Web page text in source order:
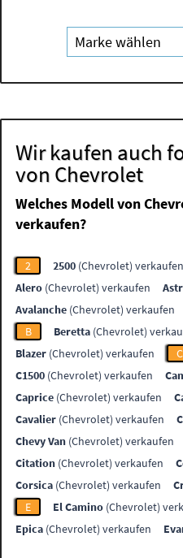
Wir kaufen auch
von Chevrolet
Welches Modell von
verkaufen?
2 2500 (Chevrolet) verkaufen
Alero (Chevrolet) verkaufen
Avalanche (Chevrolet) verkaufen
B
Beretta (Chevrolet)
Blazer (Chevrolet) verkaufen
C
C1500 (Chevrolet) verkaufen
Caprice (Chevrolet) verkaufen
Cavalier (Chevrolet) verkaufen
Chevy Van (Chevrolet) verkaufen
Citation (Chevrolet) verkaufen
Corsica (Chevrolet) verkaufen
E
El Camino (Chevrolet)
Epica (Chevrolet) verkaufen